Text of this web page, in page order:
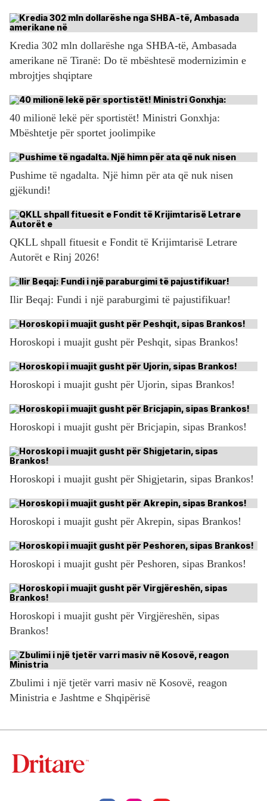
Kredia 302 mln dollarëshe nga SHBA-të, Ambasada
amerikane në Tiranë: Do të mbështesë modernizimin e
mbrojtjes shqiptare
40 milionë lekë për sportistët! Ministri Gonxhja:
Mbështetje për sportet joolimpike
Pushime të ngadalta. Një himn për ata që nuk nisen
gjëkundi!
QKLL shpall fituesit e Fondit të Krijimtarisë Letrare
Autorët e Rinj 2026!
Ilir Beqaj: Fundi i një paraburgimi të pajustifikuar!
Horoskopi i muajit gusht për Peshqit, sipas Brankos!
Horoskopi i muajit gusht për Ujorin, sipas Brankos!
Horoskopi i muajit gusht për Bricjapin, sipas Brankos!
Horoskopi i muajit gusht për Shigjetarin, sipas Brankos!
Horoskopi i muajit gusht për Akrepin, sipas Brankos!
Horoskopi i muajit gusht për Peshoren, sipas Brankos!
Horoskopi i muajit gusht për Virgjëreshën, sipas
Brankos!
Zbulimi i një tjetër varri masiv në Kosovë, reagon
Ministria e Jashtme e Shqipërisë